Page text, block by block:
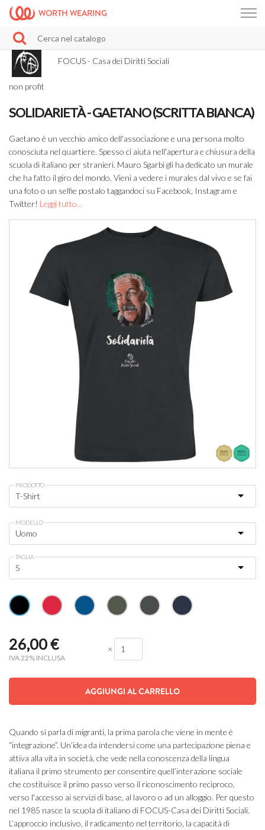
WORTH WEARING
FOCUS - Casa dei Diritti Sociali
non profit
SOLIDARIETÀ - GAETANO (SCRITTA BIANCA)
Gaetano è un vecchio amico dell'associazione e una persona molto
conosciuta nel quartiere. Spesso ci aiuta nell'apertura e chiusura della
scuola di italiano per stranieri. Mauro Sgarbi gli ha dedicato un murale
che ha fatto il giro del mondo. Vieni a vedere i murales dal vivo e se fai
una foto o un selfie postalo taggandoci su Facebook, Instagram e
Twitter! Leggi tutto...
PRODOTTO
MODELLO
TAGLIA
26,00€
IVA 22% INCLUSA
×
AGGIUNGI AL CARRELLO
Quando si parla di migranti, la prima parola che viene in mente è
“integrazione”. Un’idea da intendersi come una partecipazione piena e
attiva alla vita in società, che vede nella conoscenza della lingua
italiana il primo strumento per consentire quell’interazione sociale
che costituisce il primo passo verso il riconoscimento reciproco,
verso l'accesso ai servizi di base, al lavoro o ad un alloggio. Per questo
nel 1985 nasce la scuola di italiano di FOCUS-Casa dei Diritti Sociali.
L’approccio inclusivo, il radicamento nel territorio, la capacità di